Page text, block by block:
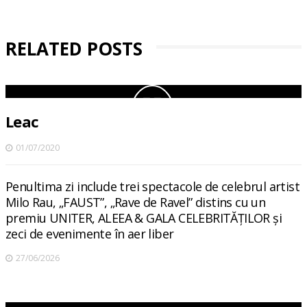
RELATED POSTS
Leac
01/07/2020
Penultima zi include trei spectacole de celebrul artist
Milo Rau, „FAUST”, „Rave de Ravel” distins cu un
premiu UNITER, ALEEA & GALA CELEBRITĂȚILOR și
zeci de evenimente în aer liber
27/06/2026